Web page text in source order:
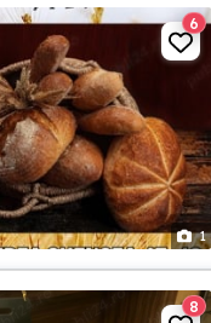
1
6
8